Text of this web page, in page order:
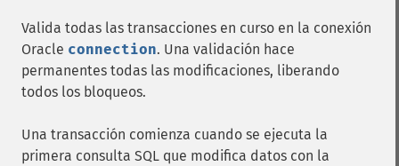
Valida todas las transacciones en curso en la conexión
Oracle connection. Una validación hace
permanentes todas las modificaciones, liberando
todos los bloqueos.
Una transacción comienza cuando se ejecuta la
primera consulta SQL que modifica datos con la